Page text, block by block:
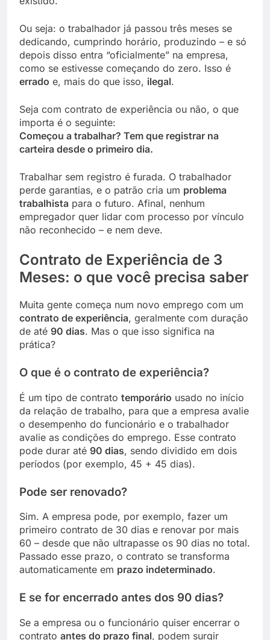
Ou seja: o trabalhador já passou três meses se
dedicando, cumprindo horário, produzindo – e só
depois disso entra “oficialmente” na empresa,
como se estivesse começando do zero. Isso é
errado e, mais do que isso, ilegal.
Seja com contrato de experiência ou não, o que
importa é o seguinte:
Começou a trabalhar? Tem que registrar na
carteira desde o primeiro dia.
Trabalhar sem registro é furada. O trabalhador
perde garantias, e o patrão cria um problema
trabalhista para o futuro. Afinal, nenhum
empregador quer lidar com processo por vínculo
não reconhecido – e nem deve.
Contrato de Experiência de 3
Meses: o que você precisa saber
Muita gente começa num novo emprego com um
contrato de experiência, geralmente com duração
de até 90 dias. Mas o que isso significa na
prática?
O que é o contrato de experiência?
É um tipo de contrato temporário usado no início
da relação de trabalho, para que a empresa avalie
o desempenho do funcionário e o trabalhador
avalie as condições do emprego. Esse contrato
pode durar até 90 dias, sendo dividido em dois
períodos (por exemplo, 45 + 45 dias).
Pode ser renovado?
Sim. A empresa pode, por exemplo, fazer um
primeiro contrato de 30 dias e renovar por mais
60 – desde que não ultrapasse os 90 dias no total.
Passado esse prazo, o contrato se transforma
automaticamente em prazo indeterminado.
E se for encerrado antes dos 90 dias?
Se a empresa ou o funcionário quiser encerrar o
contrato antes do prazo final, podem surgir